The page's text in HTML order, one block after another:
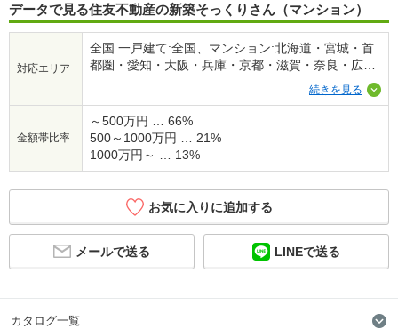
データで見る住友不動産の新築そっくりさん（マンション）
対応エリア
全国 一戸建て:全国、マンション:北海道・宮城・首
都圏・愛知・大阪・兵庫・京都・滋賀・奈良・広
続きを見る
金額帯比率
～500万円 … 66%
500～1000万円 … 21%
1000万円～ … 13%
お気に入りに追加する
メールで送る LINEで送る
カタログ一覧